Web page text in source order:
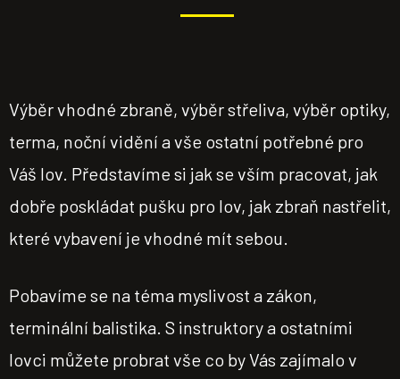
Výběr vhodné zbraně, výběr střeliva, výběr optiky,
terma, noční vidění a vše ostatní potřebné pro
Váš lov. Představíme si jak se vším pracovat, jak
dobře poskládat pušku pro lov, jak zbraň nastřelit,
které vybavení je vhodné mít sebou.
Pobavíme se na téma myslivost a zákon,
terminální balistika. S instruktory a ostatními
lovci můžete probrat vše co by Vás zajímalo v